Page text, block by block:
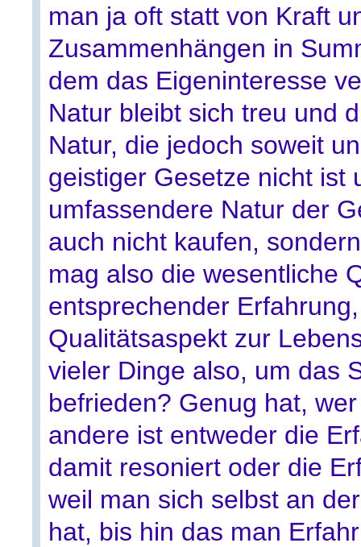
man ja oft statt von Kraft
Zusammenhängen in
dem das Eigeninteresse
Natur bleibt sich treu und
Natur, die jedoch soweit
geistiger Gesetze nicht ist
umfassendere Natur der
auch nicht kaufen,
mag also die wesentliche
entsprechender
Qualitätsaspekt zur
vieler Dinge also, um das
befrieden? Genug hat,
andere ist entweder die
damit resoniert oder die
weil man sich selbst an
hat, bis hin das man